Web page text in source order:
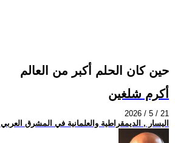
حين كان الحلم أكبر من العالم
أكرم شلغين
2026 / 5 / 21
اليسار , الديمقراطية والعلمانية في المشرق العربي